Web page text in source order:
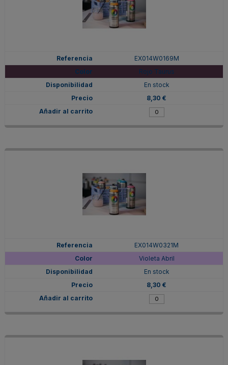
EX014W0169M
Rojo Taurus
En stock
8,30 €
EX014W0321M
Violeta Abril
En stock
8,30 €